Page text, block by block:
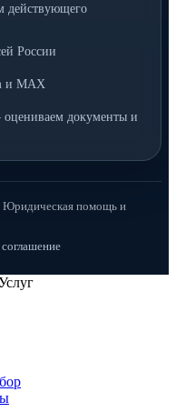
действующего
России
и MAX
документы и
Юридическая помощь и
соглашение